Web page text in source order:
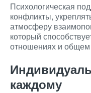
Психологическая
конфликты,
атмосферу
который
отношениях и общем
каждому